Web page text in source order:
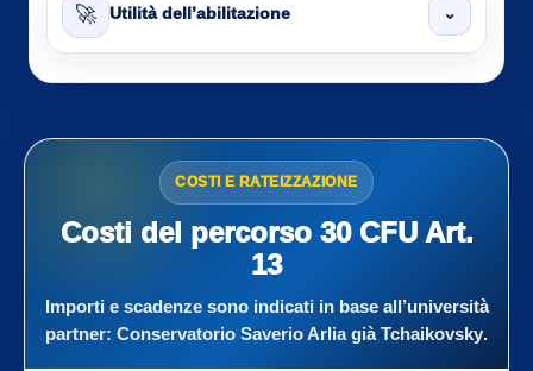
🚀 Utilità dell’abilitazione ⌄
COSTI E RATEIZZAZIONE
Costi del percorso 30 CFU Art.
13
Importi e scadenze sono indicati in base all’università
partner: Conservatorio Saverio Arlia già Tchaikovsky.